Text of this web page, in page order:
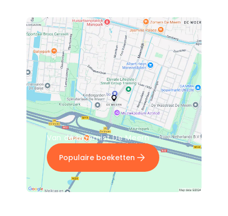
Van dé bloemist De Meern
Populaire boeketten